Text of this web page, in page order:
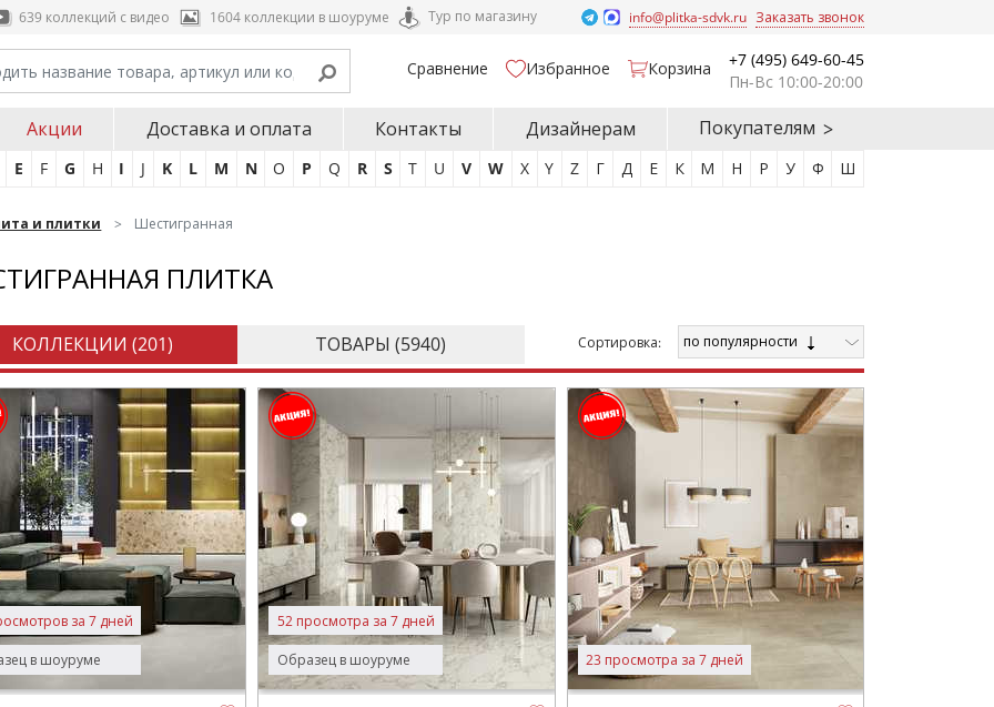
639 коллекций с видео 1604 коллекции в шоуруме Тур по магазину info@plitka-sdvk.ru Заказать звонок
Сравнение Избранное Корзина
+7 (495) 649-60-45
Пн-Вс 10:00-20:00
Акции Доставка и оплата Контакты Дизайнерам Покупателям
E F G H I J K L M N O P Q R S T U V W X Y Z Г Д Е К М Н Р У Ф Ш
и плитки Шестигранная
ПЛИТКА
КОЛЛЕКЦИИ (201) ТОВАРЫ (5940) Cортировка: по популярности
в шоуруме
за 7 дней
Образец в шоуруме
52 просмотра за 7 дней
23 просмотра за 7 дней